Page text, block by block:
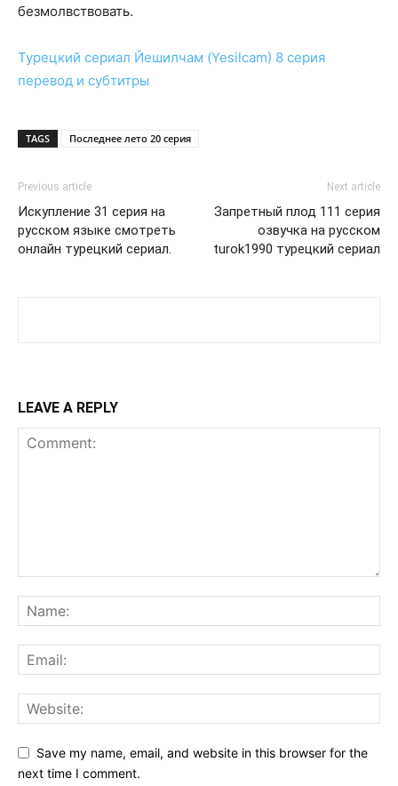
безмолвствовать.
Турецкий сериал Йешилчам (Yesilcam) 8 серия
перевод и субтитры
TAGS Последнее лето 20 серия
Previous article
Искупление 31 серия на
русском языке смотреть
онлайн турецкий сериал.
Next article
Запретный плод 111 серия
озвучка на русском
turok1990 турецкий сериал
LEAVE A REPLY
Save my name, email, and website in this browser for the
next time I comment.